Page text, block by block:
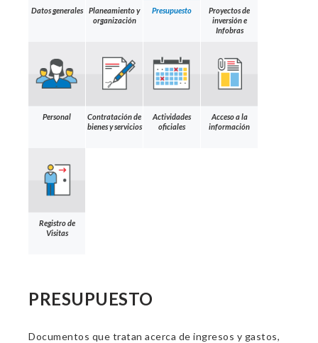
Datos generales
Planeamiento y
organización
Presupuesto
Proyectos de
inversión e
Infobras
Personal
Contratación de
bienes y servicios
Actividades
oficiales
Acceso a la
información
Registro de
Visitas
PRESUPUESTO
Documentos que tratan acerca de ingresos y gastos,